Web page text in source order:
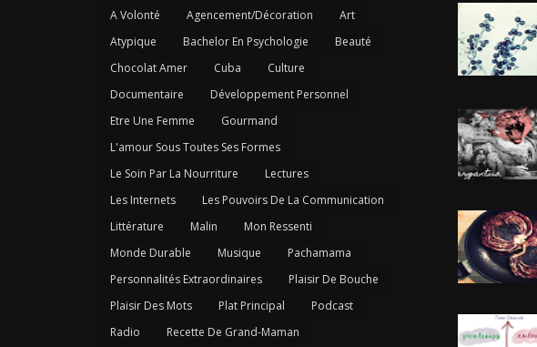
A Volonté Agencement/Décoration
Art
Atypique
Bachelor En Psychologie
Beauté
Chocolat Amer
Cuba
Culture
Documentaire
Développement Personnel
Etre Une Femme
Gourmand
L'amour Sous Toutes Ses Formes
Le Soin Par La Nourriture
Lectures
Les Internets
Les Pouvoirs De La Communication
Littérature
Malin
Mon Ressenti
Monde Durable
Musique
Pachamama
Personnalités Extraordinaires
Plaisir De Bouche
Plaisir Des Mots
Plat Principal
Podcast
Radio
Recette De Grand-Maman